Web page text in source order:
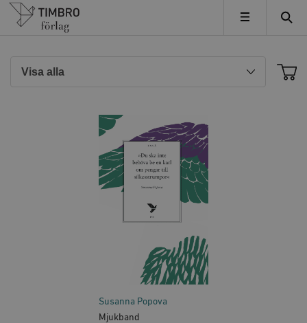
Timbro
MENY
Susanna Popova
Mjukband